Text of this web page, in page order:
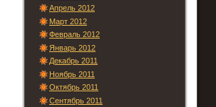
Апрель 2012
Март 2012
Февраль 2012
Январь 2012
Декабрь 2011
Ноябрь 2011
Октябрь 2011
Сентябрь 2011